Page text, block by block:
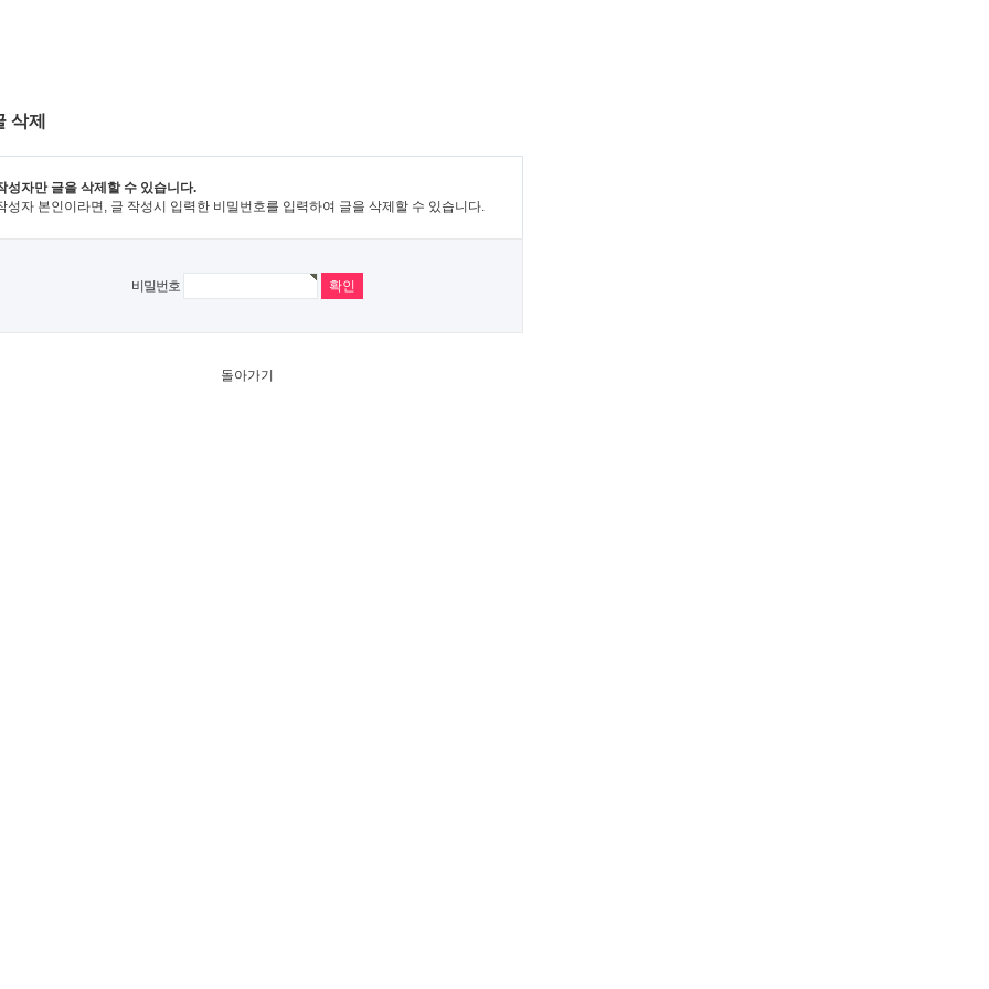
삭제
성자만 글을 삭제할 수 있습니다.
성자 본인이라면, 글 작성시 입력한 비밀번호를 입력하여 글을 삭제할 수 있습니다.
비밀번호
돌아가기